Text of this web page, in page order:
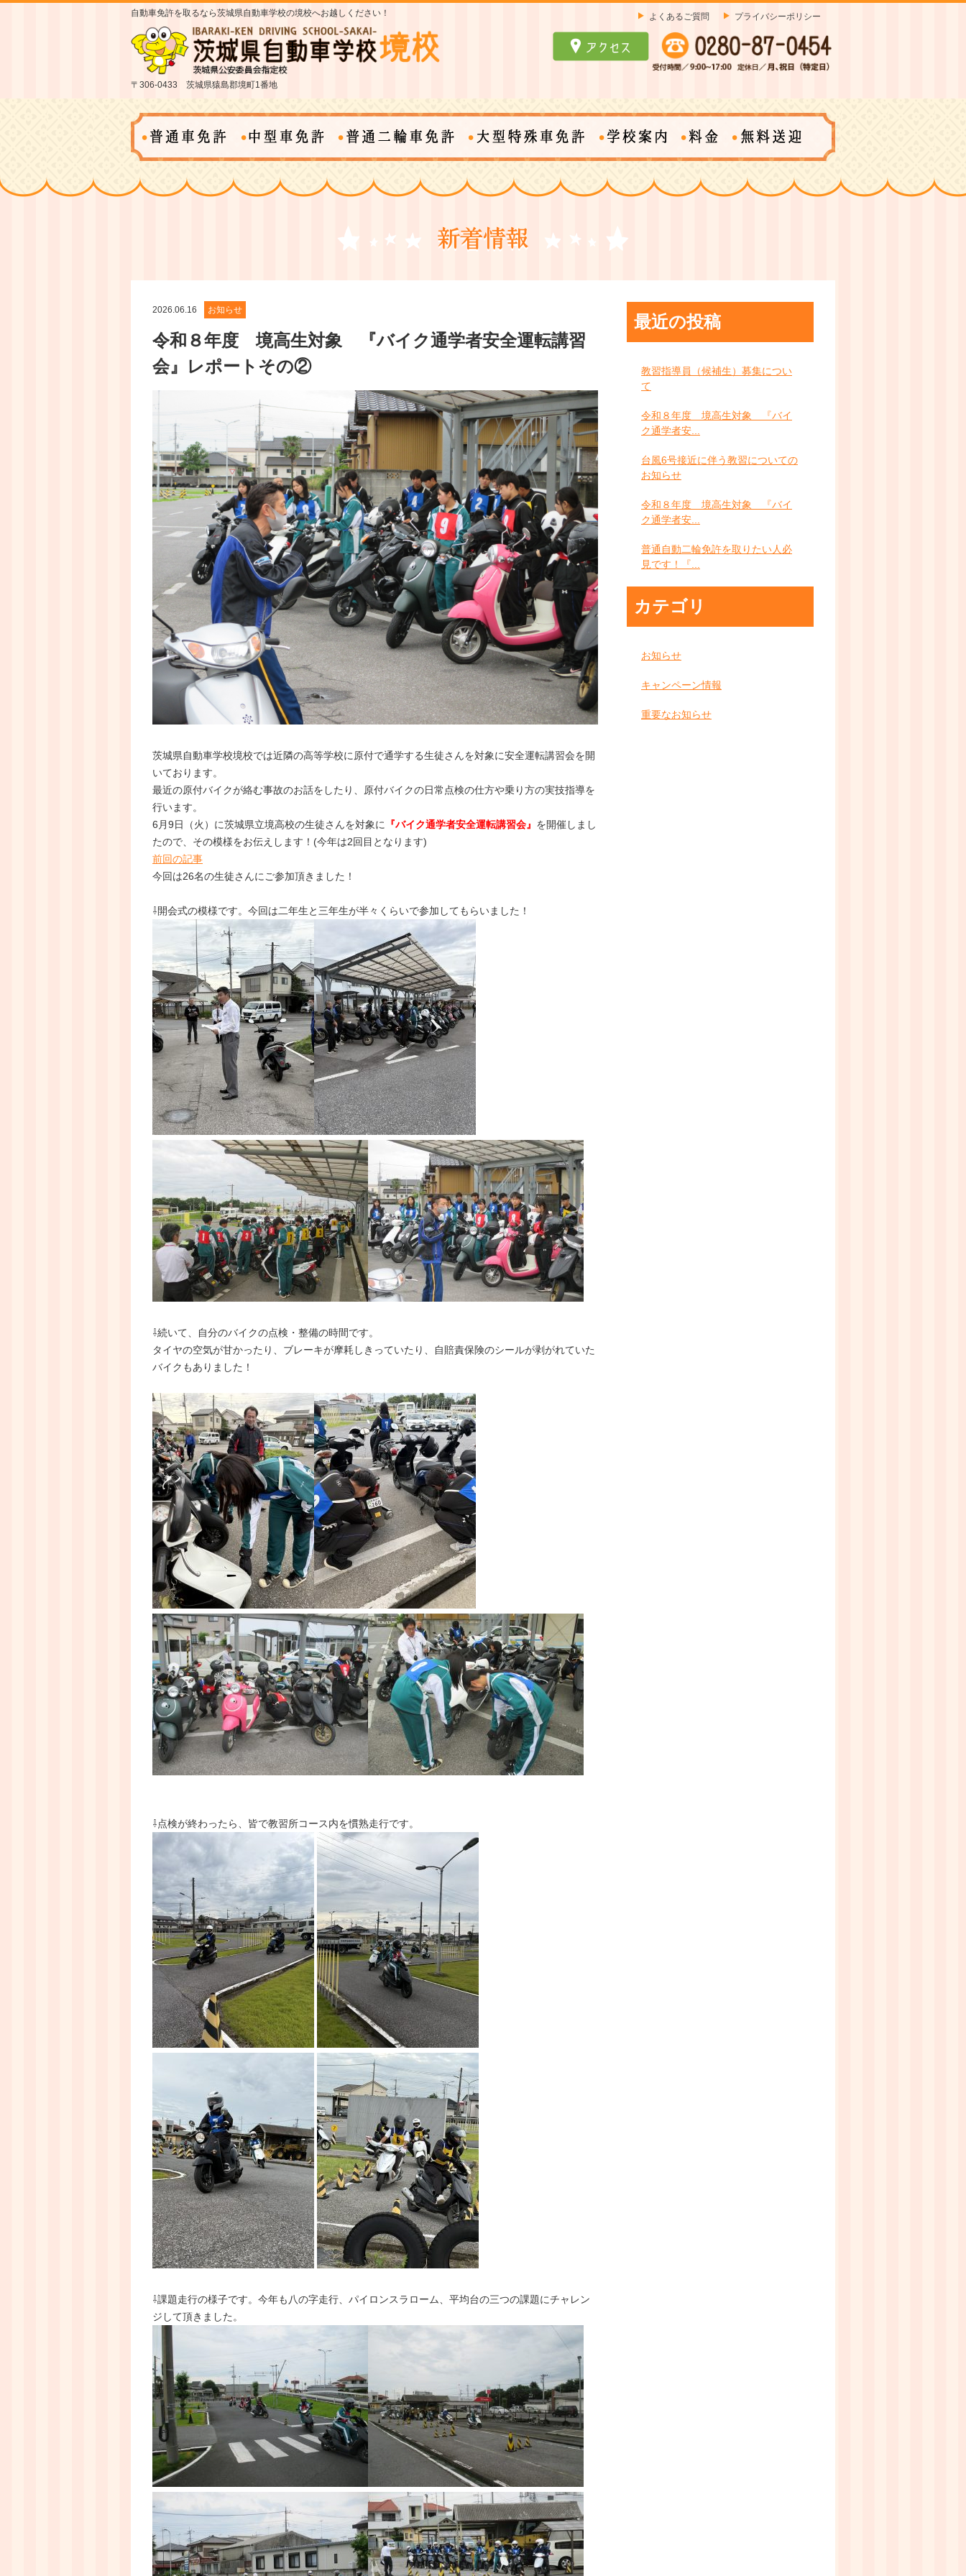
自動車免許を取るなら茨城県自動車学校の境校へお越しください！
〒306-0433 茨城県猿島郡境町1番地
プライバシーポリシー
よくあるご質問
2026.06.16 お知らせ
令和８年度 境高生対象 『バイク通学者安全運転講習
会』レポートその②
茨城県自動車学校境校では近隣の高等学校に原付で通学する生徒さんを対象に安全運転講習会を開
いております。
最近の原付バイクが絡む事故のお話をしたり、原付バイクの日常点検の仕方や乗り方の実技指導を
行います。
6月9日（火）に茨城県立境高校の生徒さんを対象に 『バイク通学者安全運転講習会』 を開催しまし
たので、その模様をお伝えします！(今年は2回目となります)
前回の記事
今回は26名の生徒さんにご参加頂きました！
⇩開会式の模様です。今回は二年生と三年生が半々くらいで参加してもらいました！
⇩続いて、自分のバイクの点検・整備の時間です。
タイヤの空気が甘かったり、ブレーキが摩耗しきっていたり、自賠責保険のシールが剥がれていた
バイクもありました！
⇩点検が終わったら、皆で教習所コース内を慣熟走行です。
⇩課題走行の様子です。今年も八の字走行、パイロンスラローム、平均台の三つの課題にチャレン
ジして頂きました。
最近の投稿
教習指導員（候補生）募集につい
て
令和８年度 境高生対象 『バイ
ク通学者安...
台風6号接近に伴う教習についての
お知らせ
令和８年度 境高生対象 『バイ
ク通学者安...
普通自動二輪免許を取りたい人必
見です！『...
カテゴリ
お知らせ
キャンペーン情報
重要なお知らせ